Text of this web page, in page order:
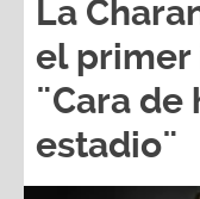
La
el primer
¨Cara
estadio¨